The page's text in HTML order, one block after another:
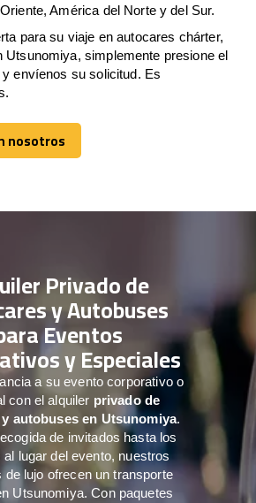
América del Norte y del Sur.
para su viaje en autocares chárter,
Utsunomiya, simplemente presione el
envíenos su solicitud. Es
nosotros
nosotros
Privado de
y Autobuses
Eventos
y Especiales
a su evento corporativo o
con el alquiler privado de
autobuses en Utsunomiya.
de invitados hasta los
al lugar del evento, nuestros
de lujo ofrecen un transporte
Utsunomiya. Con paquetes